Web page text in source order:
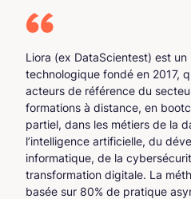
Liora (ex DataScientest) est
technologique fondé en 2017,
acteurs de référence du
formations à distance, en
partiel, dans les métiers de la
l’intelligence artificielle, du
informatique, de la
transformation digitale. La
basée sur 80% de pratique